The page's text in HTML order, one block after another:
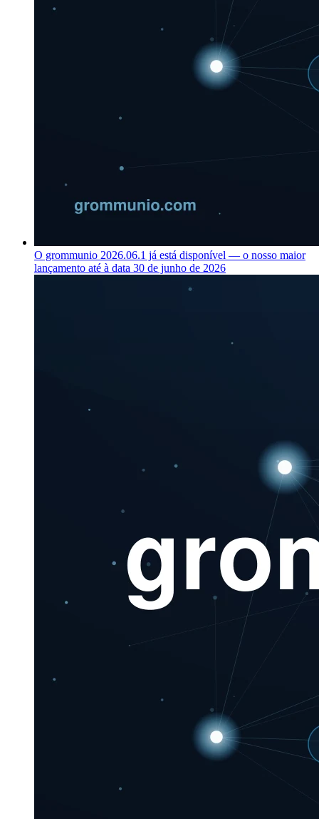
O grommunio 2026.06.1 já está disponível — o nosso maior
lançamento até à data 30 de junho de 2026